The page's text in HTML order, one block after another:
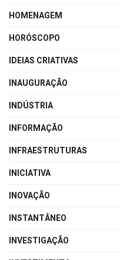
HOMENAGEM
HORÓSCOPO
IDEIAS CRIATIVAS
INAUGURAÇÃO
INDÚSTRIA
INFORMAÇÃO
INFRAESTRUTURAS
INICIATIVA
INOVAÇÃO
INSTANTÂNEO
INVESTIGAÇÃO